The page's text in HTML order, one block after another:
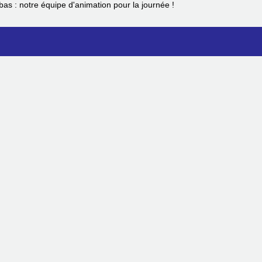
: notre équipe d'animation pour la journée !